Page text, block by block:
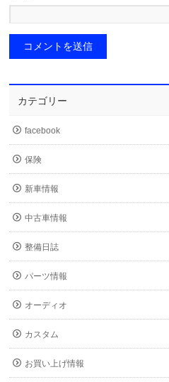
カテゴリー
facebook
保険
新車情報
中古車情報
整備日誌
パーツ情報
オーディオ
カスタム
お買い上げ情報